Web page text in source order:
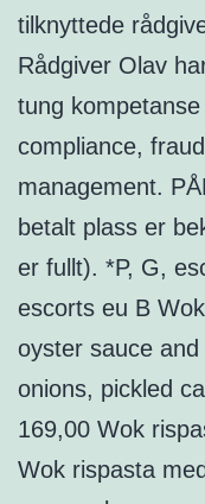
tilknyttede
Rådgiver Olav
tung
compliance,
management.
betalt plass er
er fullt). *P, G,
escorts eu B
oyster sauce
onions, pickled
169,00 Wok
Wok rispasta